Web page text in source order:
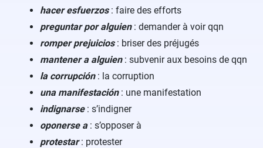
hacer esfuerzos: faire des efforts
preguntar por alguien: demander à voir qqn
romper prejuicios: briser des préjugés
mantener a alguien: subvenir aux besoins de qqn
la corrupción : la corruption
una manifestación: une manifestation
indignarse: s’indigner
oponerse a: s’opposer à
protestar: protester